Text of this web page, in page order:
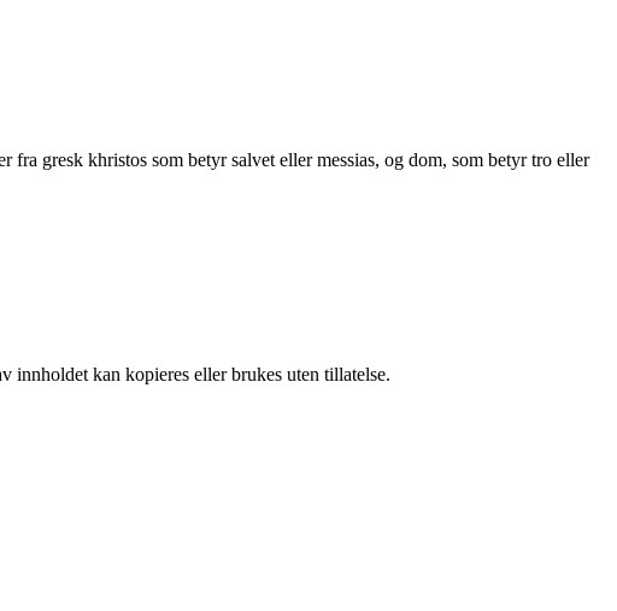
gresk khristos som betyr salvet eller messias, og dom, som betyr tro eller
innholdet kan kopieres eller brukes uten tillatelse.